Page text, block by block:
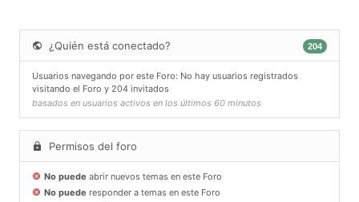
¿Quién está conectado? 204
Usuarios navegando por este Foro: No hay usuarios registrados
visitando el Foro y 204 invitados
basados en usuarios activos en los últimos 60 minutos
Permisos del foro
No puede abrir nuevos temas en este Foro
No puede responder a temas en este Foro